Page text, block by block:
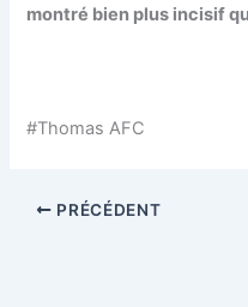
montré bien plus incisif
#Thomas AFC
PRÉCÉDENT